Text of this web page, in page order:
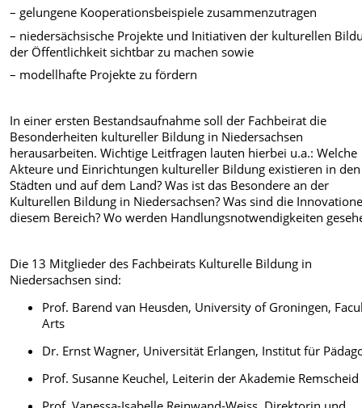
– gelungene Kooperationsbeispiele zusammenzutragen
– niedersächsische Projekte und Initiativen der kulturellen
der Öffentlichkeit sichtbar zu machen sowie
– modellhafte Projekte zu fördern
In einer ersten Bestandsaufnahme soll der Fachbeirat die
Besonderheiten kultureller Bildung in Niedersachsen
herausarbeiten. Wichtige Leitfragen lauten hierbei u.a.: Welche
Akteure und Einrichtungen kultureller Bildung existieren in den
Städten und auf dem Land? Was ist das Besondere an der
Kulturellen Bildung in Niedersachsen? Was sind die
diesem Bereich? Wo werden Handlungsnotwendigkeiten
Die 13 Mitglieder des Fachbeirats Kulturelle Bildung in
Niedersachsen sind:
Prof. Barend van Heusden, University of Groningen,
Arts
Dr. Ernst Wagner, Universität Erlangen, Institut für
Prof. Susanne Keuchel, Leiterin der Akademie Remscheid